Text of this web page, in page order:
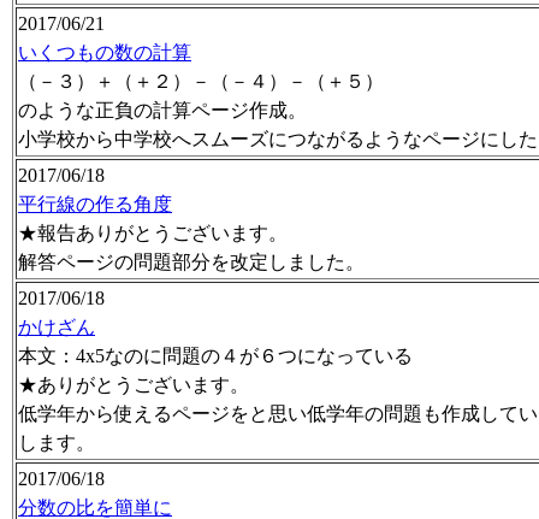
2017/06/21
いくつもの数の計算
（－３）＋（＋２）－（－４）－（＋５）
のような正負の計算ページ作成。
小学校から中学校へスムーズにつながるようなページにし
2017/06/18
平行線の作る角度
★報告ありがとうございます。
解答ページの問題部分を改定しました。
2017/06/18
かけざん
本文：4x5なのに問題の４が６つになっている
★ありがとうございます。
低学年から使えるページをと思い低学年の問題も作成して
します。
2017/06/18
分数の比を簡単に